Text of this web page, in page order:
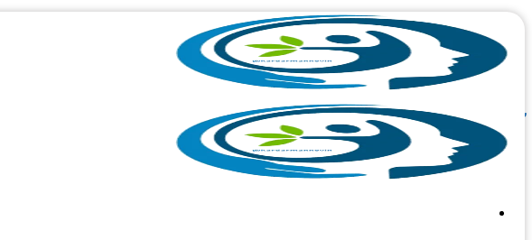
Skip
content
آرشیو برچسب های:صداسازی